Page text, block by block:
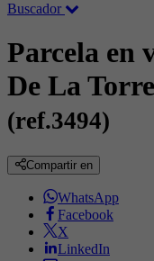
Buscador
Parcela en
De La
(ref.3494)
Compartir en
WhatsApp
Facebook
X
LinkedIn